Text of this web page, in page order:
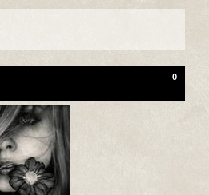
0